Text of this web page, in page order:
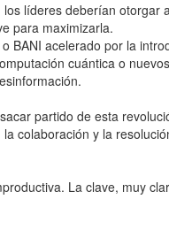
líderes deberían otorgar
para maximizarla.
BANI acelerado por la
cuántica o
partido de esta
colaboración y la
La clave, muy